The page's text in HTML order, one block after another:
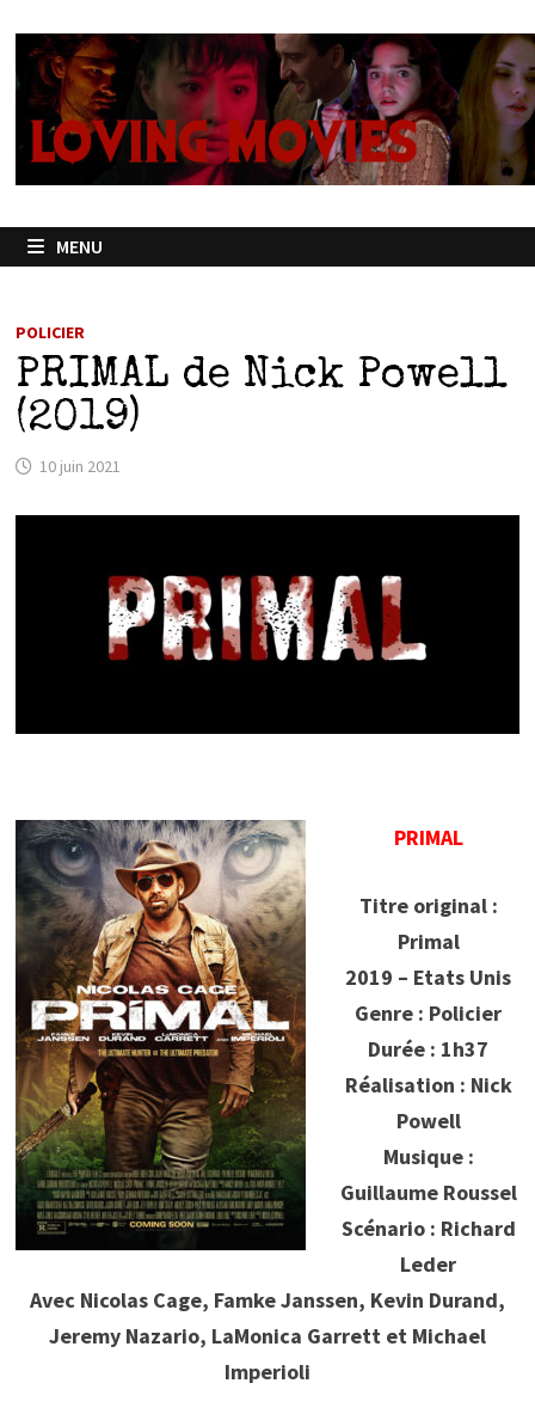
contenu
MENU
POLICIER
PRIMAL de Nick Powell
(2019)
10 juin 2021
PRIMAL
Titre original :
Primal
2019 – Etats Unis
Genre : Policier
Durée : 1h37
Réalisation : Nick
Powell
Musique :
Guillaume Roussel
Scénario : Richard
Leder
Avec Nicolas Cage, Famke Janssen, Kevin Durand,
Jeremy Nazario, LaMonica Garrett et Michael
Imperioli